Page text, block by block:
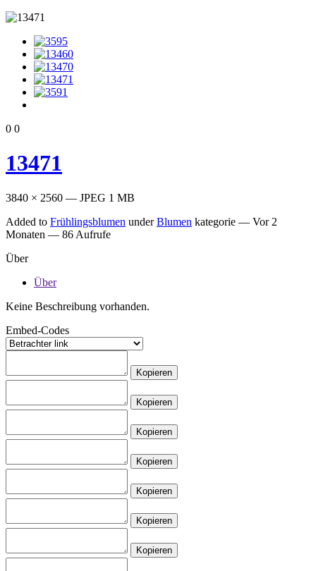
0 0
13471
3840 × 2560 — JPEG 1 MB
Added to Frühlingsblumen underBlumen kategorie — Vor 2
Monaten — 86 Aufrufe
Über
Über
Keine Beschreibung vorhanden.
Embed-Codes
Kopieren
Kopieren
Kopieren
Kopieren
Kopieren
Kopieren
Kopieren